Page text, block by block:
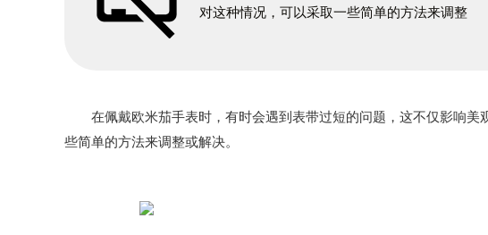
对这种情况，可以采取一些简单的方法来调整
在佩戴欧米茄手表时，有时会遇到表带过短的问题，这不仅影响美
些简单的方法来调整或解决。